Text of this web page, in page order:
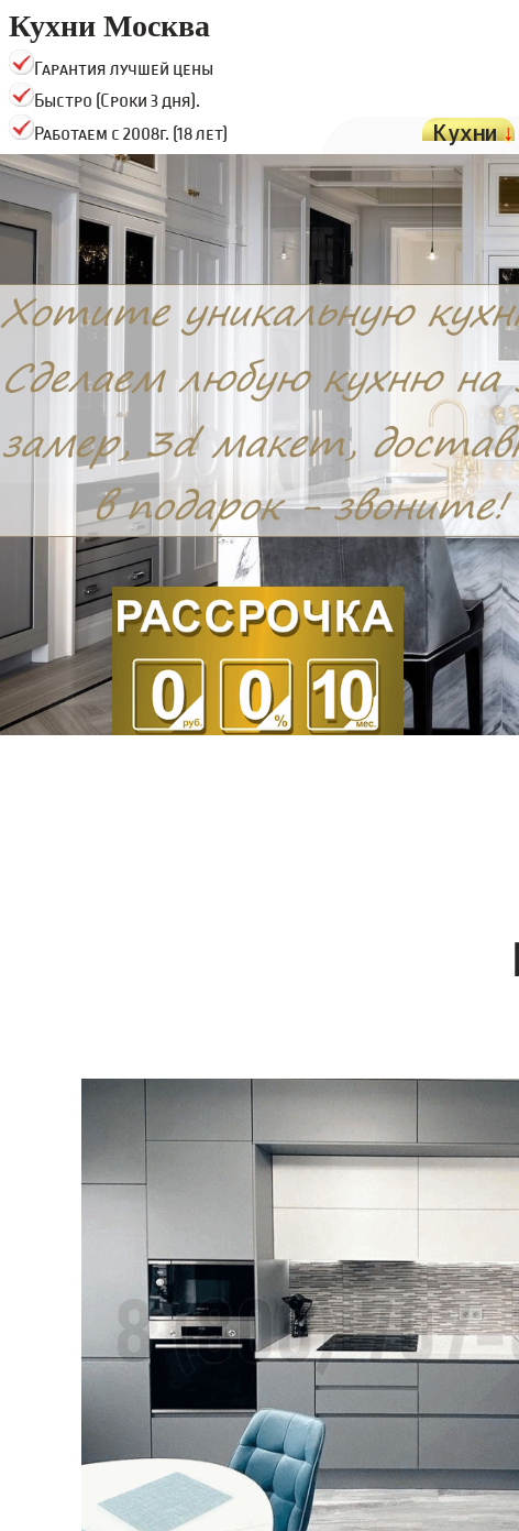
Кухни Москва
Гарантия лучшей цены
Быстро (Сроки 3 дня).
Работаем с 2008г. (18 лет)
Кухни↓